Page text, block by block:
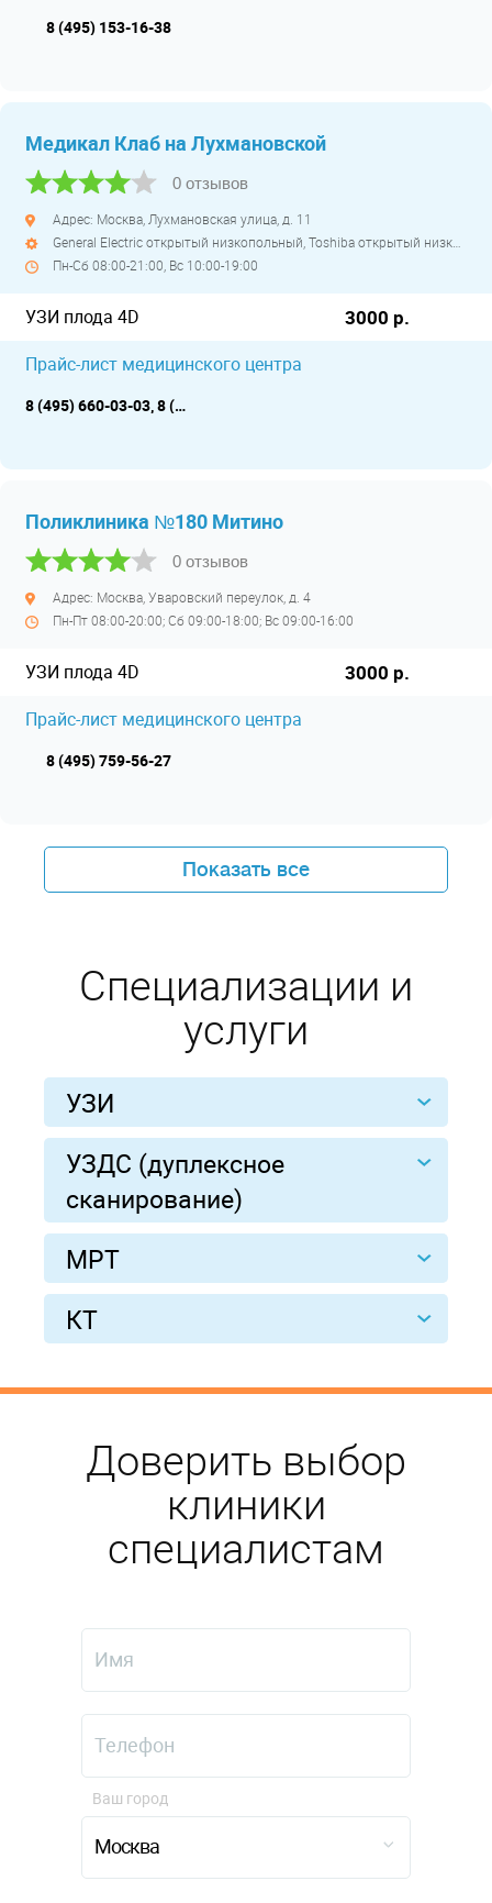
8 (495) 153-16-38
Медикал Клаб на Лухмановской
0 отзывов
Адрес: Москва, Лухмановская улица, д. 11
Пн-Сб 08:00-21:00, Вс 10:00-19:00
УЗИ плода 4D 3000 р.
Прайс-лист медицинского центра
8 (495) 660-03-03, 8 (800) 555-99-64
Поликлиника №180 Митино
0 отзывов
Адрес: Москва, Уваровский переулок, д. 4
Пн-Пт 08:00-20:00; Сб 09:00-18:00; Вс 09:00-16:00
УЗИ плода 4D 3000 р.
Прайс-лист медицинского центра
8 (495) 759-56-27
Показать все
Специализации и
услуги
УЗИ
УЗДС (дуплексное
сканирование)
МРТ
КТ
Доверить выбор
клиники
специалистам
Москва
Ваш город